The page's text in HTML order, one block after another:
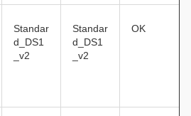
Standar
d_DS1
_v2
Standar
d_DS1
_v2
OK